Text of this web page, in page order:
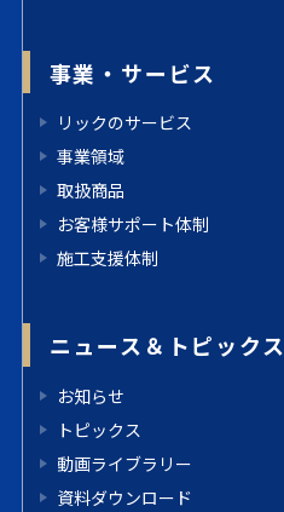
事業・サービス
リックのサービス
事業領域
取扱商品
お客様サポート体制
施工支援体制
ニュース＆トピックス
お知らせ
トピックス
動画ライブラリー
資料ダウンロード